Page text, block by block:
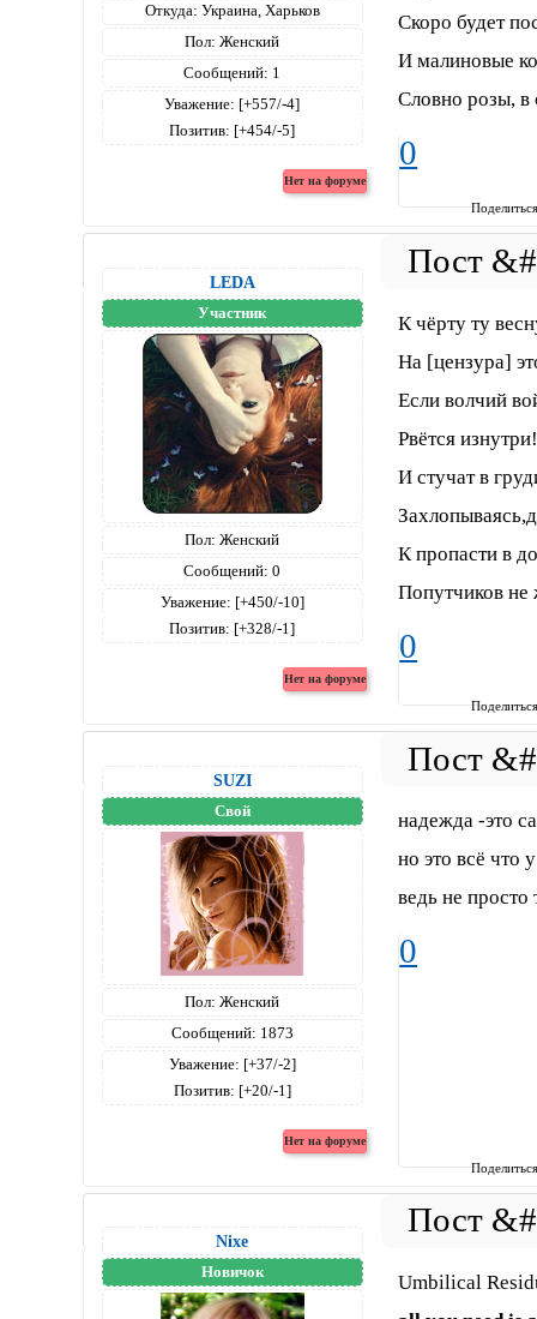
Откуда: Украина, Харьков
Пол: Женский
Сообщений: 1
Уважение: [+557/-4]
Позитив: [+454/-5]
Скоро будет
И малиновые
Словно розы, в
0
LEDA
Участник
Пол: Женский
Сообщений: 0
Уважение: [+450/-10]
Позитив: [+328/-1]
К чёрту ту
На [цензура]
Если волчий
Рвётся
И стучат в
К пропасти в
Попутчиков не
0
SUZI
Свой
Пол: Женский
Сообщений: 1873
Уважение: [+37/-2]
Позитив: [+20/-1]
надежда -это
но это всё что
ведь не
0
Nixe
Новичок
Umbilical